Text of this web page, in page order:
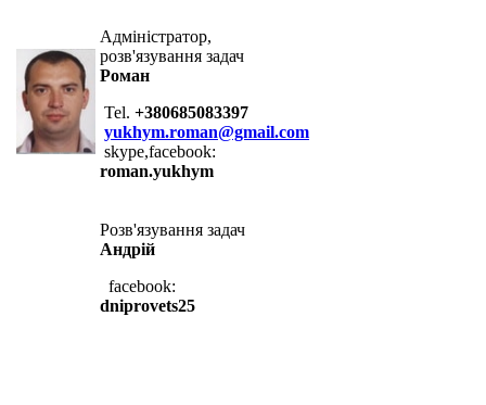
Адміністратор,
розв'язування задач
Роман
Tel. +380685083397
yukhym.roman@gmail.com
skype,facebook:
roman.yukhym
Розв'язування задач
Андрій
facebook:
dniprovets25